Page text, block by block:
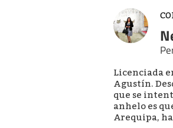
Licenciada
Agustín.
que se
anhelo es
Arequipa,